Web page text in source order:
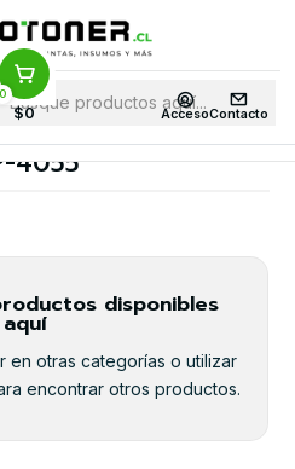
0
$0 AccesoContacto
· Despachoa Todo Chile · Retiro en
en24 Horas
RICOH Equipos RICOH
4055
disponibles
aquí
en otras categorías o utilizar
encontrar otros productos.